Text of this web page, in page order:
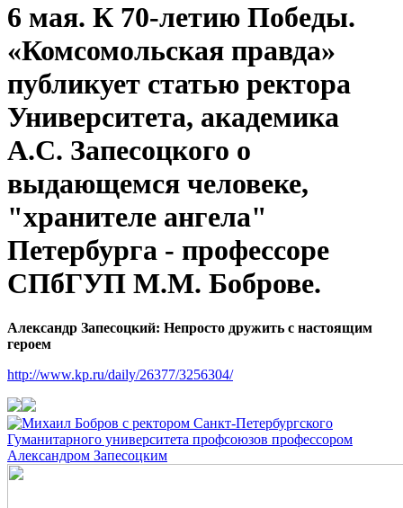
6 мая. К 70-летию Победы.
«Комсомольская правда»
публикует статью ректора
Университета, академика
А.С. Запесоцкого о
выдающемся человеке,
"хранителе ангела"
Петербурга - профессоре
СПбГУП М.М. Боброве.
Александр Запесоцкий: Непросто дружить с настоящим
героем
http://www.kp.ru/daily/26377/3256304/